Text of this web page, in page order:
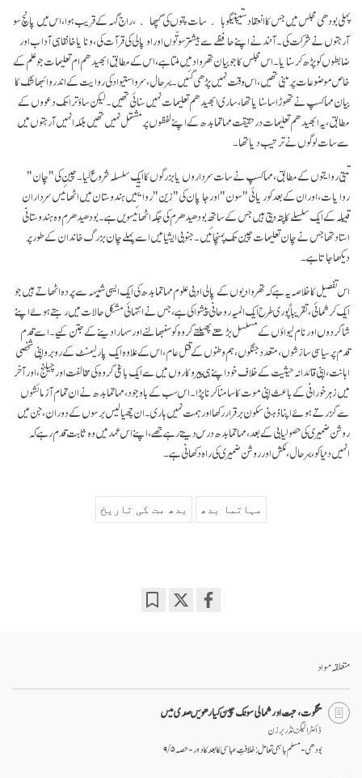
پہلی بودھی مجلس میں جس کا انعقاد ستیپنیگوہا ﴿سات پتوں کی گپھا﴾، راج گہہ کے قریب ہوا، اس میں پانچ سو
آرہتوں نے شرکت کی۔ آنند نے اپنے حافظے سے بیشتر سوتّوں اور اوپالی کی قرآت کی، ونایا خانقاہی آداب اور
ضابطوں کو پڑھ کر سنایا۔ اس مجلس کا جو بیان تھرواد میں ملتا ہے، اس کےمطابق ابھیدھم ام تعلیمات جو علم کے
خاص موضوعات پر مبنی تھیں، اس وقت نہیں پڑھی گئیں۔ بہر حال، سرواستیواد کی روایت کے اندر وائبھاشک کا
بیان مہاکسپ نے تھوڑا سا سنایا تھا، ساری ابھیدھم تعلیمات نہیں سنائی تھیں۔ لیکن ساؤتراتک دعووں کے
مطابق، یہ ابھیدھم تعلیمات درحقیقت مہاتما بدھ کے اپنے لفظوں پر مشتمل نہیں تھیں بلکہ انہیں آرہتوں میں
سے سات لوگوں نے ترتیب دیا تھا۔
تبتی روایتوں کے مطابق، مہاکسپ نے سات سرداروں یا بزرگوں کا ایک سلسلہ شروع کیا۔ چین کی "چان"
روایات، اور ان کے بعد کوریائی "سون" اور جاپان کی "زین" روایتیں ہندوستان میں اٹھائیس سرداران
قبیلہ کے ایک سلسلے کا پتہ دیتی ہیں جس کے ساتھ بودھیدھرم کی جگہ اٹھائیسویں ہے۔ بودھیدھرم وہ ہندوستانی
استاد تھا جس نے چان تعلیمات چین تک پہنچائیں۔ جنوبی ایشیا میں اسے پہلے چان بزرگ خاندان کے طور پر
دیکھا جاتا ہے۔
اس تفصیل کا خلاصہ یہ ہے کہ تھروادیوں کے پالی ادبی علوم مہاتما بدھ کی ایک ایسی شبیہہ سے پردہ اٹھاتے ہیں جو
ایک کرشمائی، تقریباً پوری طرح ایک المیہ روحانی پیشوا کی ہے، جس نے انتہائی مشکل حالات میں رہتے ہوئے اپنے
شاگردوں اور نام لیواؤں کے مسلسل بڑھتے پھیلتے گروہ کو سنبھالنے اور سہارا دینے کے جتن کیے۔ اسے قدم
قدم پر سیاسی سازشوں، متعدد جنگوں، ہم وطنوں کے قتل عام، اس کے علاوہ ایک پارلیمنٹ کے روبرو اپنی شخصی
اہانت، اپنی قائدانہ حیثیت کے خلاف خود اپنے ہی پیروکاروں میں سے ایک باغی گروہ کی مخالفت اور چیلنج، اور آخر
میں زہر خورانی کے باعث اپنی موت کا سامنا کرنا پڑا۔ اس سب کے باوجود، مہاتما بدھ نے ان تمام آزمائشوں
سے گزرتے ہوئے اپنا ذہنی سکون برقرار رکھا اور ہمت نہیں ہاری۔ ان چھیالیس برسوں کے دوران، جن میں
روشن ضمیری کی حصولیابی کے بعد، مہاتما بدھ درس دیتے رہے تھے، اپنے اس عہد میں وہ ثابت قدم رہے کہ
انہیں دنیا کو، بہرحال، مُکش اور روشن ضمیری کی راہ دکھانی ہے۔
مہاتما بدھ بدھ مت کی تاریخ
متعلقہ مواد
تنگوت، تبت اور شمالی سونگ چین گیارھویں صدی میں
ڈاکٹر الیگزینڈر برزن
بودھی-مسلم باہمی تعامل: خلافتِ عباسی کا بعد کا دور - حصہ ۵ / ۹